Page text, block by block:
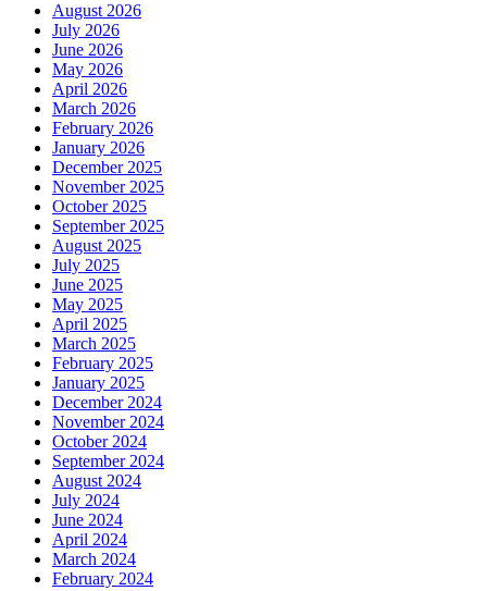
August 2026
July 2026
June 2026
May 2026
April 2026
March 2026
February 2026
January 2026
December 2025
November 2025
October 2025
September 2025
August 2025
July 2025
June 2025
May 2025
April 2025
March 2025
February 2025
January 2025
December 2024
November 2024
October 2024
September 2024
August 2024
July 2024
June 2024
April 2024
March 2024
February 2024